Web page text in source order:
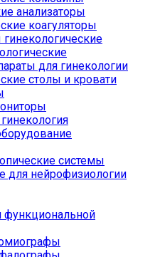
анализаторы
коагуляторы
для гинекологии
столы и кровати
системы
для нейрофизиологии
функциональной